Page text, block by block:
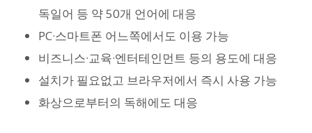
독일어 등 약 50개 언어에 대응
PC·스마트폰 어느쪽에서도 이용 가능
비즈니스·교육·엔터테인먼트 등의 용도에 대응
설치가 필요없고 브라우저에서 즉시 사용 가능
화상으로부터의 독해에도 대응